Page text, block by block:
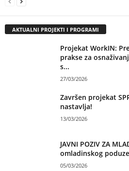
AKTUALNI PROJEKTI I PROGRAMI
Projekat WorkIN:
prakse za
s...
27/03/2026
Završen projekat
nastavlja!
13/03/2026
JAVNI POZIV ZA
omladinskog
05/03/2026